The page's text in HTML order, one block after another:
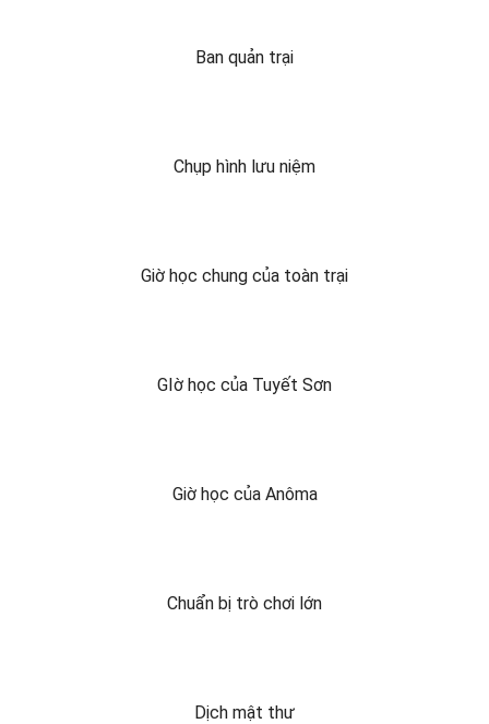
Ban quản trại
Chụp hình lưu niệm
Giờ học chung của toàn trại
GIờ học của Tuyết Sơn
Giờ học của Anôma
Chuẩn bị trò chơi lớn
Dịch mật thư